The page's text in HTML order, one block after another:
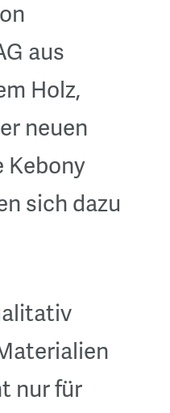
aus
Holz,
neuen
Kebony
sich dazu
nur für